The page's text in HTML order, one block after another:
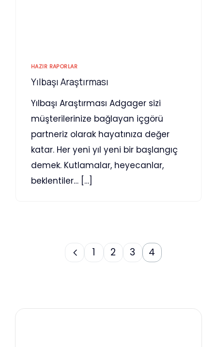
HAZIR RAPORLAR
Yılbaşı Araştırması
Yılbaşı Araştırması Adgager sizi
müşterilerinize bağlayan içgörü
partneriz olarak hayatınıza değer
katar. Her yeni yıl yeni bir başlangıç
demek. Kutlamalar, heyecanlar,
beklentiler… […]
1 2 3 4